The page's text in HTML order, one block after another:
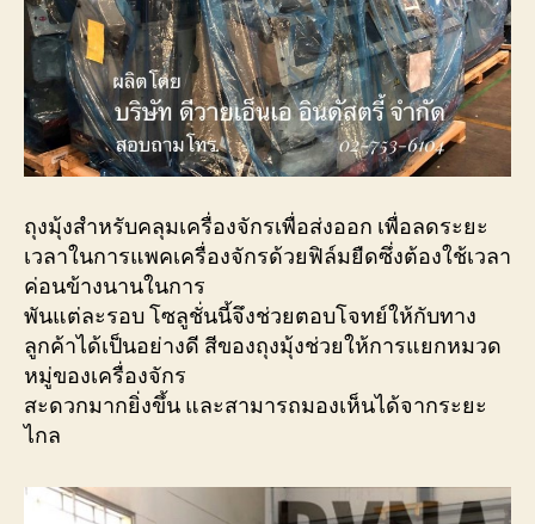
ถุงมุ้งสำหรับคลุมเครื่องจักรเพื่อส่งออก เพื่อลดระยะ
เวลาในการแพคเครื่องจักรด้วยฟิล์มยืดซึ่งต้องใช้เวลา
ค่อนข้างนานในการ
พันแต่ละรอบ โซลูชั่นนี้จึงช่วยตอบโจทย์ให้กับทาง
ลูกค้าได้เป็นอย่างดี สีของถุงมุ้งช่วยให้การแยกหมวด
หมู่ของเครื่องจักร
สะดวกมากยิ่งขึ้น และสามารถมองเห็นได้จากระยะ
ไกล